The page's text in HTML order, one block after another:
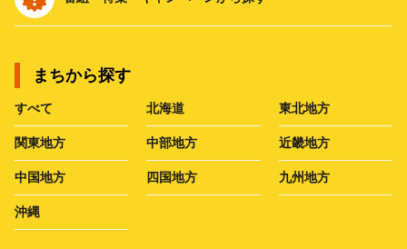
まちから探す
すべて 北海道 東北地方
関東地方 中部地方 近畿地方
中国地方 四国地方 九州地方
沖縄